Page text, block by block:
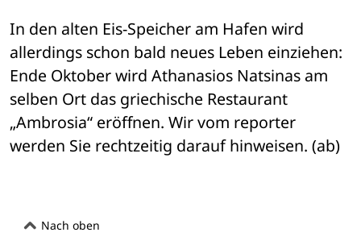
In den alten Eis-Speicher am Hafen wird
allerdings schon bald neues Leben einziehen:
Ende Oktober wird Athanasios Natsinas am
selben Ort das griechische Restaurant
„Ambrosia“ eröffnen. Wir vom reporter
werden Sie rechtzeitig darauf hinweisen. (ab)
Nach oben